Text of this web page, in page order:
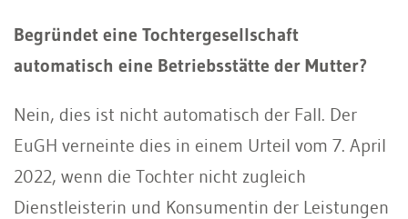
Begründet eine Tochtergesellschaft
automatisch eine Betriebsstätte der Mutter?
Nein, dies ist nicht automatisch der Fall. Der
EuGH verneinte dies in einem Urteil vom 7. April
2022, wenn die Tochter nicht zugleich
Dienstleisterin und Konsumentin der Leistungen